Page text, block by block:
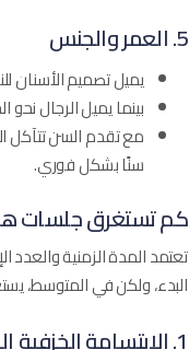
5. العمر والجنس
يميل تصميم الأسنان
بينما يميل الرجال
مع تقدم السن تتآكل
سنًا بشكل فوري.
كم تستغرق جلسات
تعتمد المدة الزمنية والعدد
البدء، ولكن في المتوسط، يستغرق الأمر من جلستين إلى 3
1. الابتسامة الخزفية الفينير واللومينير